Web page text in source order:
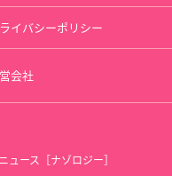
イバシーポリシー
会社
ュース［ナゾロジー］